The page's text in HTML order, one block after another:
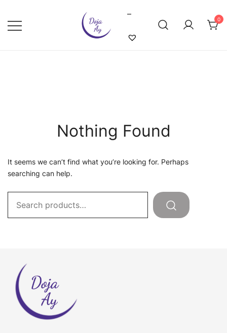
content
–
0
Nothing Found
It seems we can’t find what you’re looking for. Perhaps
searching can help.
for: